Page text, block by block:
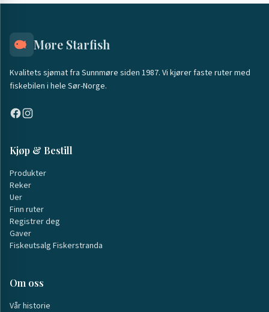
Møre Starfish
Kvalitets sjømat fra Sunnmøre siden 1987. Vi kjører faste ruter med
fiskebilen i hele Sør-Norge.
Kjøp & Bestill
Produkter
Reker
Uer
Finn ruter
Registrer deg
Gaver
Fiskeutsalg Fiskerstranda
Om oss
Vår historie